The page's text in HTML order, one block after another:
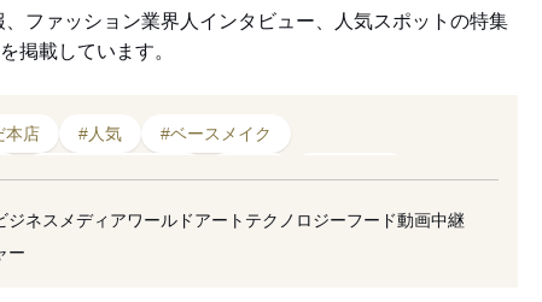
ファッション業界人インタビュー、人気スポットの特集
掲載しています。
本店 #人気
#ベースメイク
#YUKI #メイク
#チーク
イクアップアーティスト
ジネス メディアワールドアート テクノロジーフード動画中継
ー